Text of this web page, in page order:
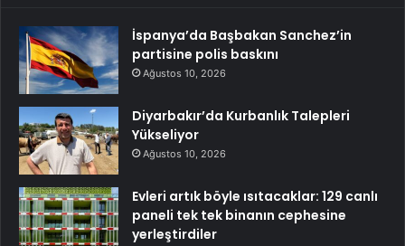
İspanya’da Başbakan Sanchez’in
partisine polis baskını
Ağustos 10, 2026
Diyarbakır’da Kurbanlık Talepleri
Yükseliyor
Ağustos 10, 2026
Evleri artık böyle ısıtacaklar: 129 canlı
paneli tek tek binanın cephesine
yerleştirdiler